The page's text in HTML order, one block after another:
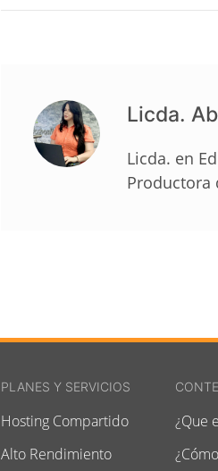
Licda.
Licda. en
Productora
PLANES Y SERVICIOS
Hosting Compartido
Alto Rendimiento
¿Que